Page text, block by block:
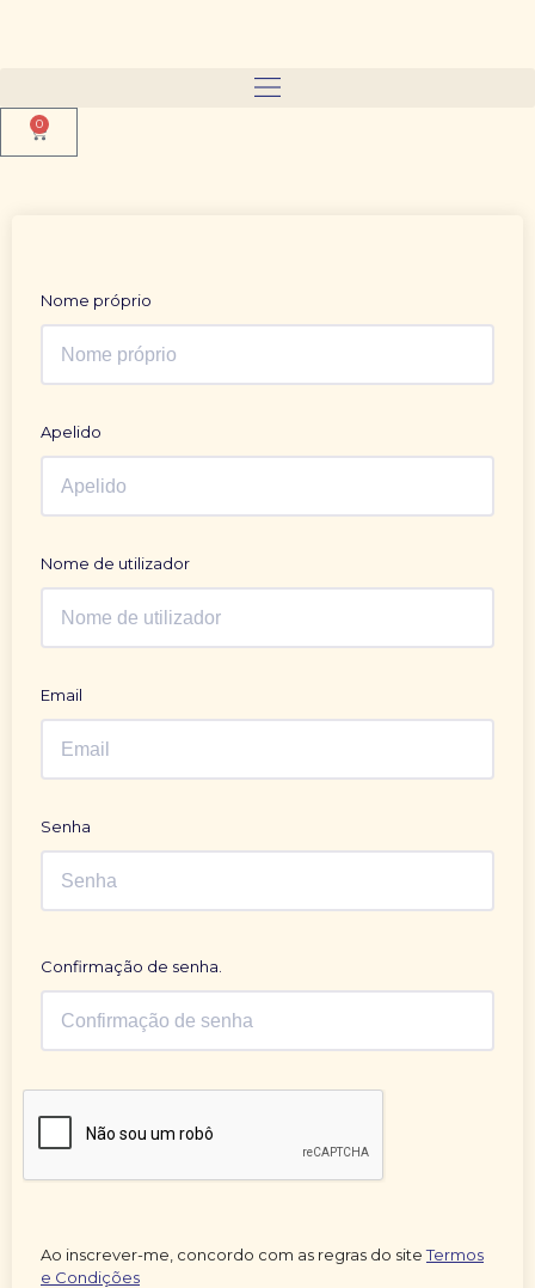
0
Nome próprio
Apelido
Nome de utilizador
Email
Senha
Confirmação de senha.
Ao inscrever-me, concordo com as regras do siteTermos
e Condições